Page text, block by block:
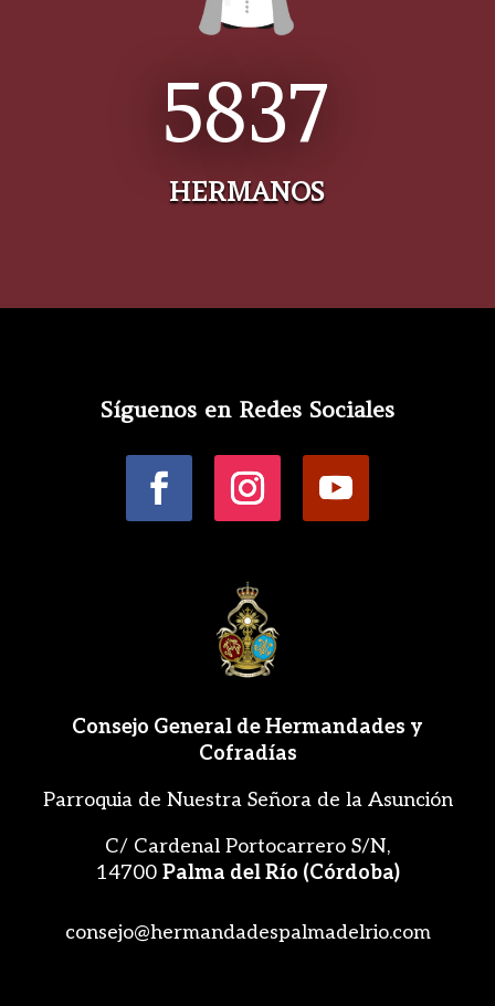
5837
HERMANOS
Síguenos en Redes Sociales
Consejo General de Hermandades y
Cofradías
Parroquia de Nuestra Señora de la Asunción
C/ Cardenal Portocarrero S/N,
14700 Palma del Río (Córdoba)
consejo@hermandadespalmadelrio.com